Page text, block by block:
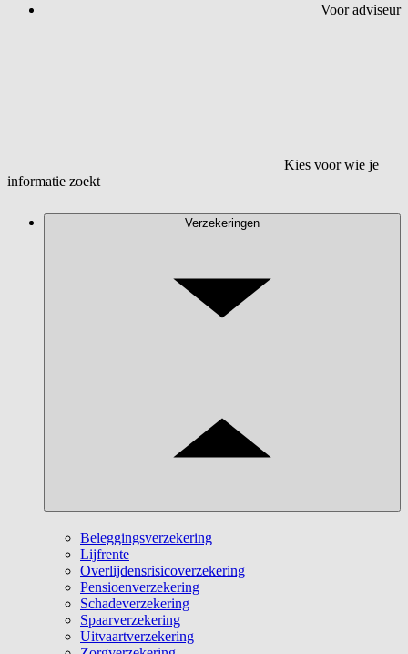
Voor adviseur
Kies voor wie je
informatie zoekt
Verzekeringen
Beleggingsverzekering
Lijfrente
Overlijdensrisicoverzekering
Pensioenverzekering
Schadeverzekering
Spaarverzekering
Uitvaartverzekering